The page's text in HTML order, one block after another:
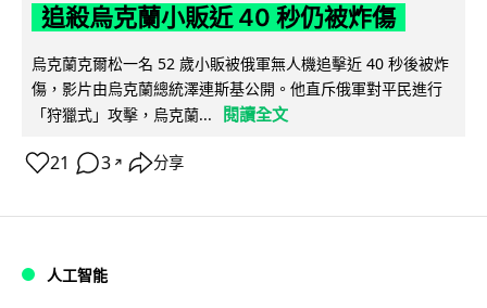
追殺烏克蘭小販近 40 秒仍被炸傷
烏克蘭克爾松一名 52 歲小販被俄軍無人機追擊近 40 秒後被炸
傷，影片由烏克蘭總統澤連斯基公開。他直斥俄軍對平民進行
「狩獵式」攻擊，烏克蘭...
閱讀全文
21 3 ↗ 分享
人工智能